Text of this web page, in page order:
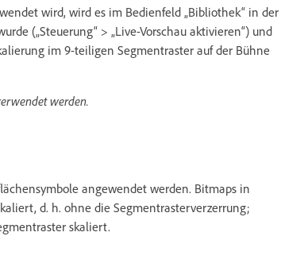
wird, wird es im Bedienfeld „Bibliothek“ in der
(„Steuerung“ > „Live-Vorschau aktivieren“) und
im 9-teiligen Segmentraster auf der Bühne
werden.
angewendet werden. Bitmaps in
d. h. ohne die Segmentrasterverzerrung;
skaliert.